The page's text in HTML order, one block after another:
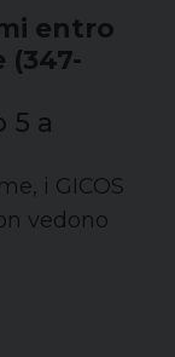
entro
(347-
5 a
i GICOS
vedono